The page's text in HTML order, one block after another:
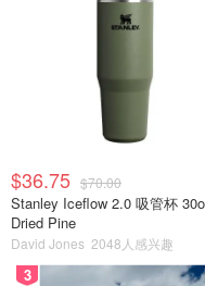
$36.75 $70.00
Stanley Iceflow 2.0 吸管杯 30oz
Dried Pine
David Jones 2048人感兴趣
3